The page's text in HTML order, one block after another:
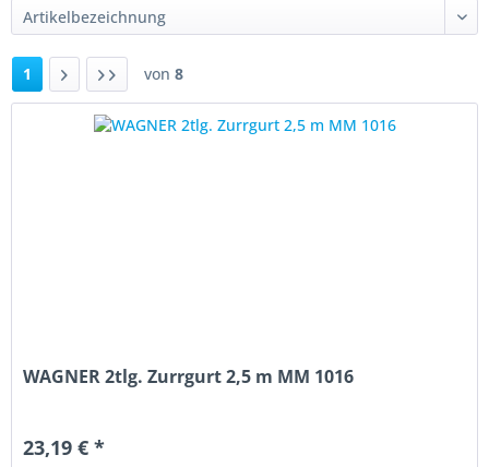
1 von 8
WAGNER 2tlg. Zurrgurt 2,5 m MM 1016
23,19 € *